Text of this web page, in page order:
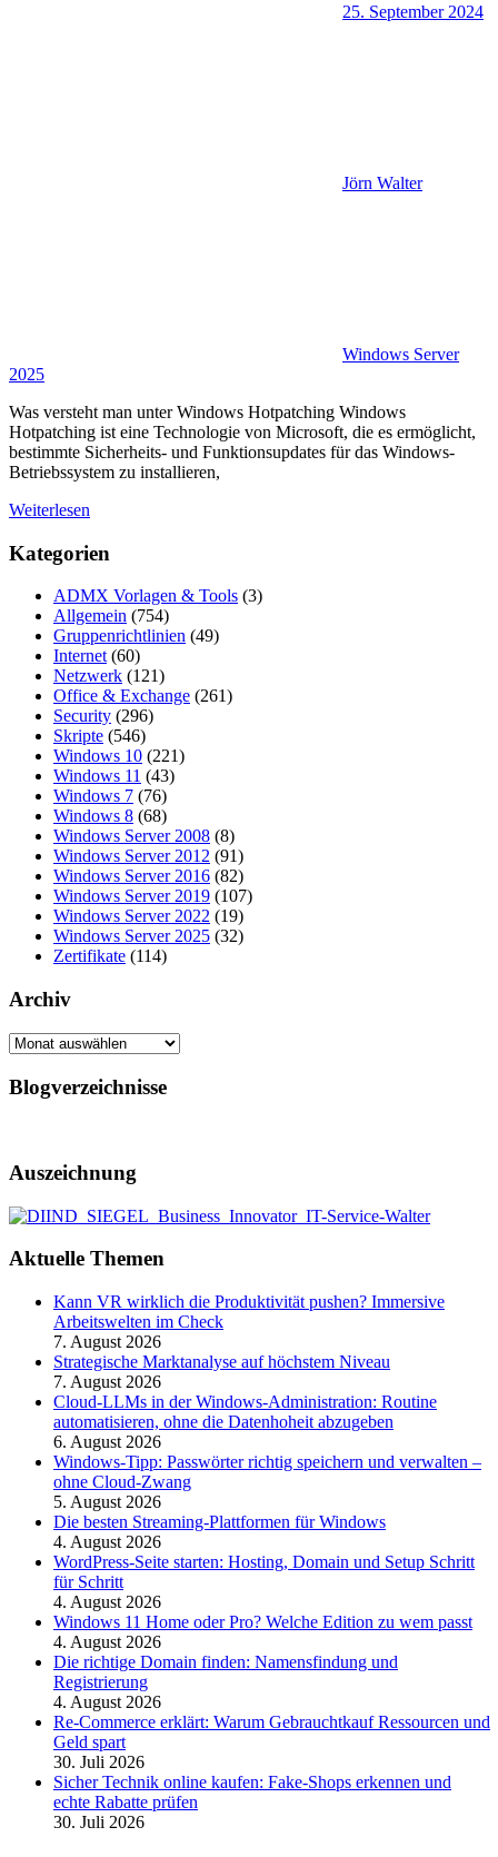
25. September 2024
Jörn Walter
Windows Server
2025
Was versteht man unter Windows Hotpatching Windows
Hotpatching ist eine Technologie von Microsoft, die es ermöglicht,
bestimmte Sicherheits- und Funktionsupdates für das Windows-
Betriebssystem zu installieren,
Weiterlesen
Kategorien
ADMX Vorlagen & Tools (3)
Allgemein (754)
Gruppenrichtlinien (49)
Internet(60)
Netzwerk (121)
Office & Exchange (261)
Security (296)
Skripte (546)
Windows 10 (221)
Windows 11 (43)
Windows 7 (76)
Windows 8 (68)
Windows Server 2008 (8)
Windows Server 2012 (91)
Windows Server 2016 (82)
Windows Server 2019 (107)
Windows Server 2022 (19)
Windows Server 2025 (32)
Zertifikate (114)
Archiv
Archiv
Blogverzeichnisse
Auszeichnung
Aktuelle Themen
Kann VR wirklich die Produktivität pushen? Immersive
Arbeitswelten im Check
7. August 2026
Strategische Marktanalyse auf höchstem Niveau
7. August 2026
Cloud-LLMs in der Windows-Administration: Routine
automatisieren, ohne die Datenhoheit abzugeben
6. August 2026
Windows-Tipp: Passwörter richtig speichern und verwalten –
ohne Cloud-Zwang
5. August 2026
Die besten Streaming-Plattformen für Windows
4. August 2026
WordPress-Seite starten: Hosting, Domain und Setup Schritt
für Schritt
4. August 2026
Windows 11 Home oder Pro? Welche Edition zu wem passt
4. August 2026
Die richtige Domain finden: Namensfindung und
Registrierung
4. August 2026
Re-Commerce erklärt: Warum Gebrauchtkauf Ressourcen und
Geld spart
30. Juli 2026
Sicher Technik online kaufen: Fake-Shops erkennen und
echte Rabatte prüfen
30. Juli 2026